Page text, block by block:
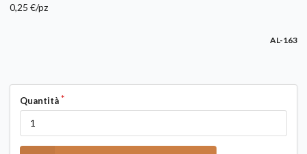
0,25 €/pz
AL-163
Quantità